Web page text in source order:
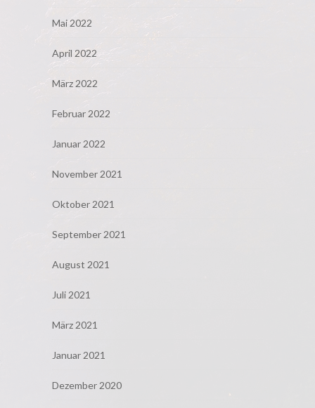
Mai 2022
April 2022
März 2022
Februar 2022
Januar 2022
November 2021
Oktober 2021
September 2021
August 2021
Juli 2021
März 2021
Januar 2021
Dezember 2020